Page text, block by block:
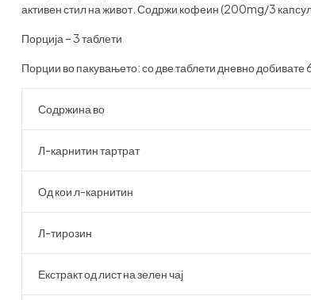
активен стил на живот. Содржи кофеин (200mg/3
Порција – 3 таблети
Порции во пакувањето: со две таблети дневно
Содржина во
Л-карнитин тартрат
Од кои л-карнитин
Л-тирозин
Екстракт од лист на зелен чај